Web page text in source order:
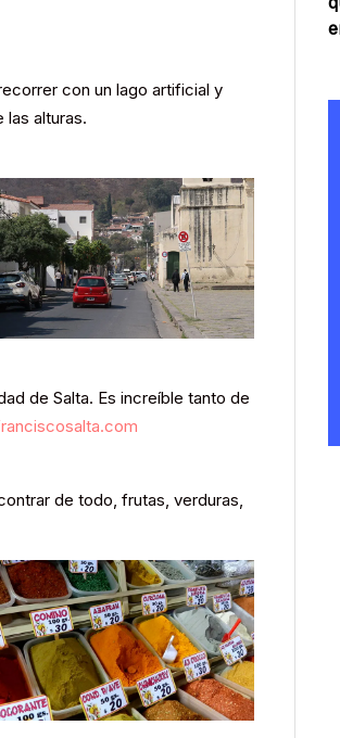
con un lago artificial y
alturas.
de Salta. Es increíble tanto de
de todo, frutas, verduras,